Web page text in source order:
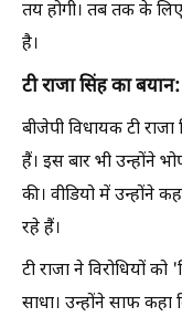
तय होगी। तब तक के
है।
टी राजा सिंह का
बीजेपी विधायक टी
हैं। इस बार भी उन्होंने
की। वीडियो में उन्होंने
रहे हैं।
टी राजा ने विरोधियों
साधा। उन्होंने साफ